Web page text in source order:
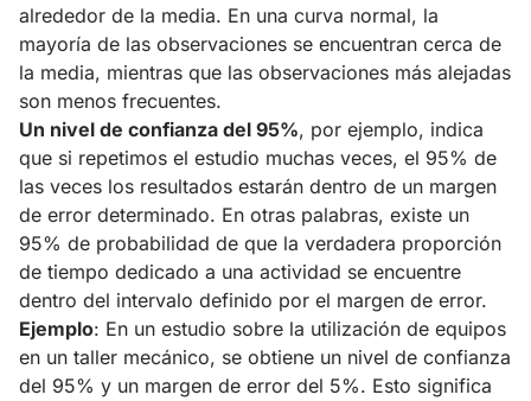
alrededor de la media. En una curva normal, la
mayoría de las observaciones se encuentran cerca de
la media, mientras que las observaciones más alejadas
son menos frecuentes.
Un nivel de confianza del 95%, por ejemplo, indica
que si repetimos el estudio muchas veces, el 95% de
las veces los resultados estarán dentro de un margen
de error determinado. En otras palabras, existe un
95% de probabilidad de que la verdadera proporción
de tiempo dedicado a una actividad se encuentre
dentro del intervalo definido por el margen de error.
Ejemplo: En un estudio sobre la utilización de equipos
en un taller mecánico, se obtiene un nivel de confianza
del 95% y un margen de error del 5%. Esto significa